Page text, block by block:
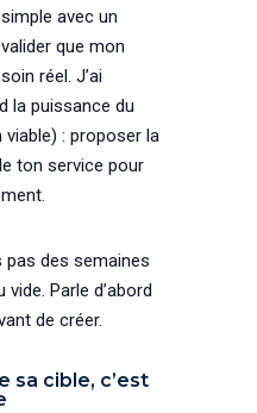
avec un
que mon
réel. J’ai
la puissance du
: proposer la
ton service pour
des semaines
Parle d’abord
de créer.
sa cible, c’est